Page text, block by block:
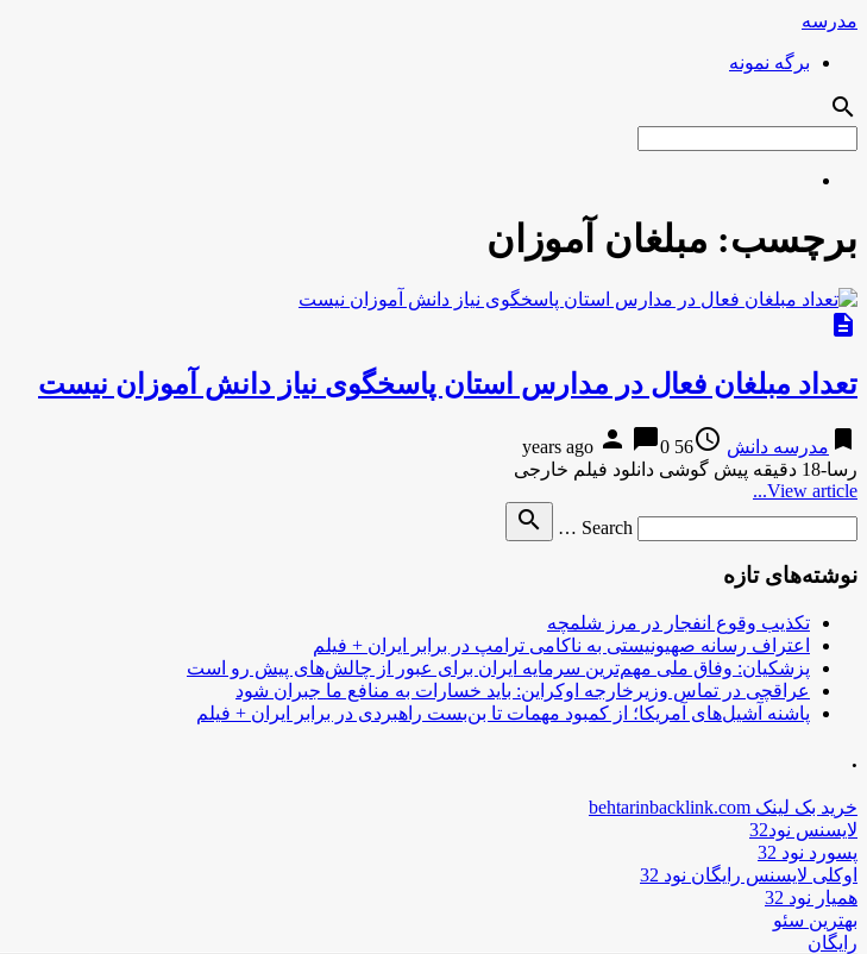
مدرسه
برگه نمونه
search
برچسب: مبلغان آموزان
description
تعداد مبلغان فعال در مدارس استان پاسخگوی نیاز دانش آموزان نیست
bookmark مدرسه دانش access_time
56 years ago
person chat_bubble0
رسا-18 دقیقه پیش گوشی دانلود فیلم خارجی
View article...
Search …
search
نوشته‌های تازه
تکذیب وقوع انفجار در مرز شلمچه
اعتراف رسانه صهیونیستی به ناکامی ترامپ در برابر ایران + فیلم
پزشکیان: وفاق ملی مهم‌ترین سرمایه ایران برای عبور از چالش‌های پیش رو است
عراقچی در تماس وزیرخارجه اوکراین: باید خسارات به منافع ما جبران شود
پاشنه آشیل‌های آمریکا؛ از کمبود مهمات تا بن‌بست راهبردی در برابر ایران + فیلم
.
خرید بک لینک behtarinbacklink.com
لایسنس نود32
پسورد نود 32
اوکلی لایسنس رایگان نود 32
همیار نود 32
بهترین سئو
رایگان